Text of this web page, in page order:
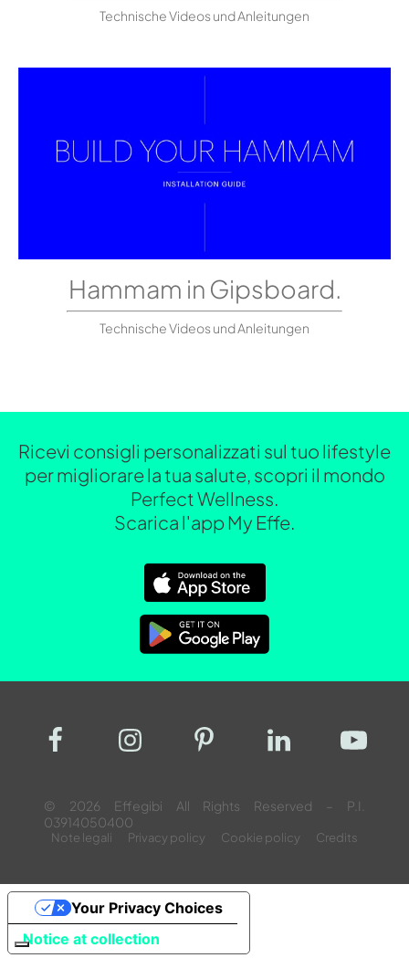
Technische Videos und Anleitungen
Hammam in Gipsboard.
Technische Videos und Anleitungen
Ricevi consigli personalizzati sul tuo lifestyle
per migliorare la tua salute, scopri il mondo
Perfect Wellness.
Scarica l'app My Effe.
© 2026 Effegibi All Rights Reserved – P.I.
03914050400
Note legali Privacy policy Cookie policy Credits
Notice at collection
Your Privacy Choices